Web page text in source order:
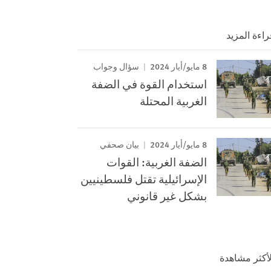
المزيد
8 مايو/أيار 2024 سؤال وجواب
استخدام القوة في الضفة
الغربية المحتلة
8 مايو/أيار 2024 بيان صحفي
الضفة الغربية: القوات
الإسرائيلية تقتل فلسطينيين
بشكل غير قانوني
مشاهدة